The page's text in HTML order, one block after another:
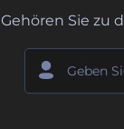
Gehören Sie zu